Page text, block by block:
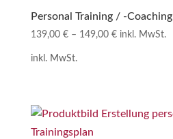
Personal Training / -Coaching
139,00 €– 149,00 € inkl. MwSt.
inkl. MwSt.